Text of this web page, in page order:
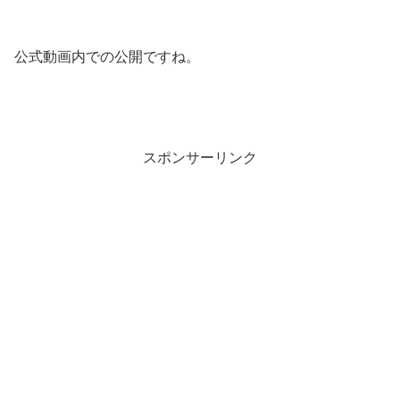
公式動画内での公開ですね。
スポンサーリンク